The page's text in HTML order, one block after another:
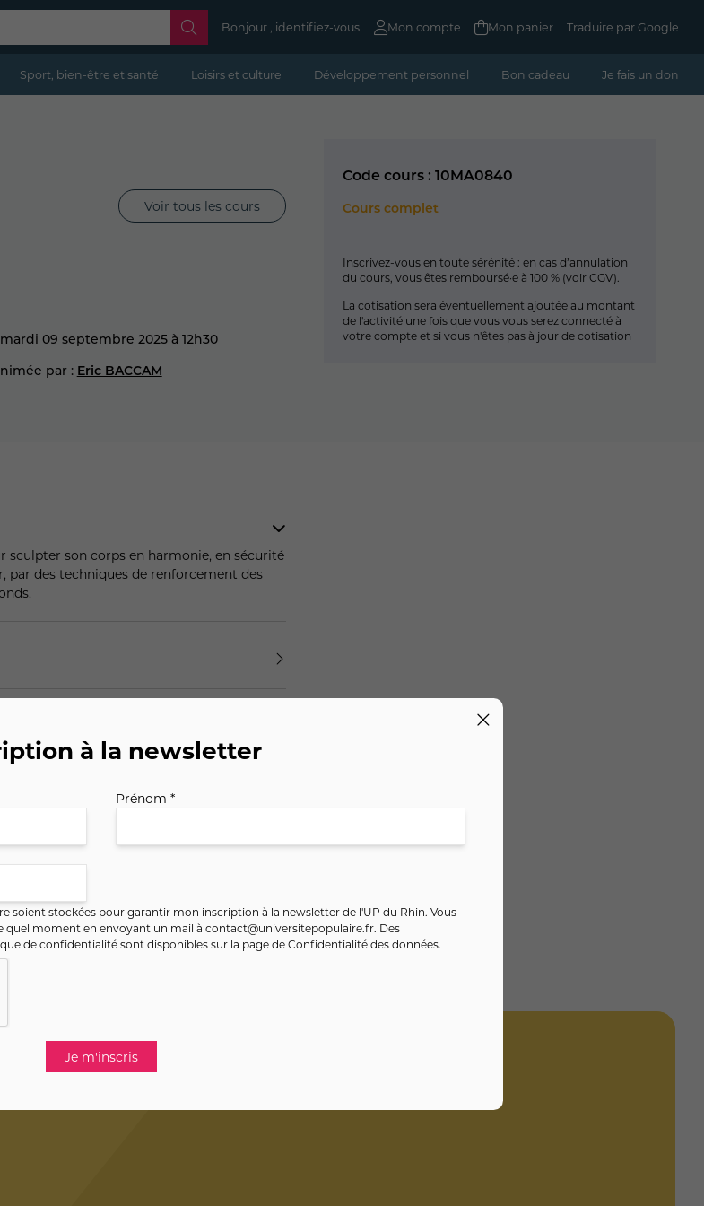
Bonjour , identifiez-vous Mon compte Mon panier Traduire par Google
Sport, bien-être et santé Loisirs et culture Développement personnel Bon cadeau Je fais un don
Voir tous les cours
09 septembre 2025 à 12h30
par : Eric BACCAM
sculpter son corps en harmonie, en sécurité
par des techniques de renforcement des
Code cours : 10MA0840
Cours complet
Inscrivez-vous en toute sérénité : en cas d’annulation
du cours, vous êtes remboursé·e à 100 % (voir CGV).
La cotisation sera éventuellement ajoutée au montant
de l'activité une fois que vous vous serez connecté à
votre compte et si vous n'êtes pas à jour de cotisation
à la newsletter
Prénom *
soient stockées pour garantir mon inscription à la newsletter de l'UP du Rhin. Vous
moment en envoyant un mail à contact@universitepopulaire.fr. Des
de confidentialité sont disponibles sur la page deConfidentialité des données.